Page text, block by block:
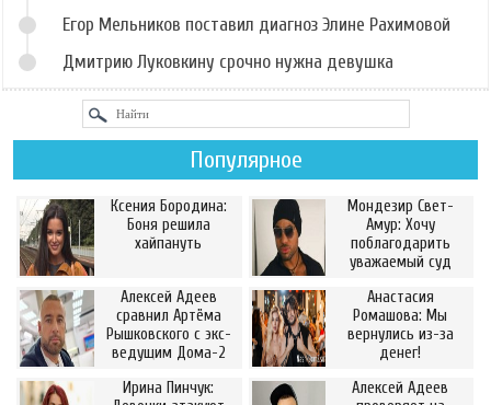
Егор Мельников поставил диагноз Элине Рахимовой
Дмитрию Луковкину срочно нужна девушка
Популярное
Ксения Бородина:
Боня решила
хайпануть
Мондезир Свет-
Амур: Хочу
поблагодарить
уважаемый суд
Алексей Адеев
сравнил Артёма
Рышковского с экс-
ведущим Дома-2
Анастасия
Ромашова: Мы
вернулись из-за
денег!
Ирина Пинчук:
Алексей Адеев